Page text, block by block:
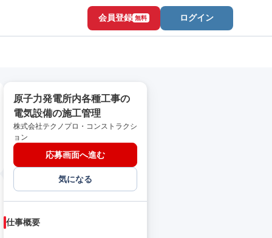
会員登録 無料 ログイン
原子力発電所内各種工事の
電気設備の施工管理
株式会社テクノプロ・コンストラクシ
ョン
応募画面へ進む
気になる
仕事概要